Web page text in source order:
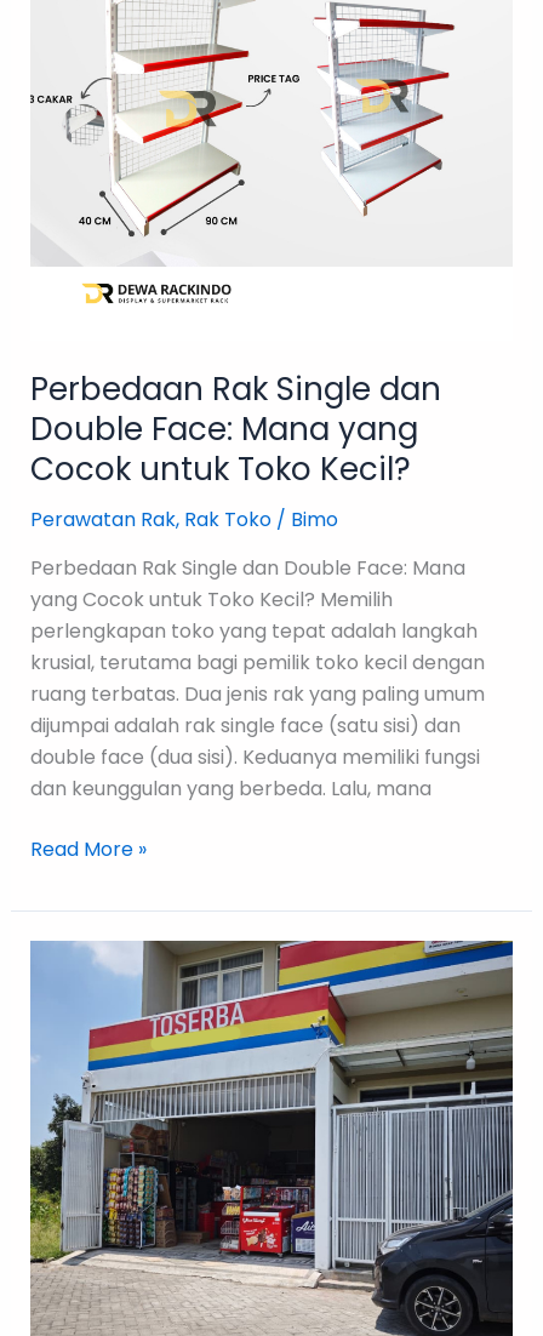
Perbedaan Rak Single dan
Double Face: Mana yang
Cocok untuk Toko Kecil?
Perawatan Rak, Rak Toko/ Bimo
Perbedaan Rak Single dan Double Face: Mana
yang Cocok untuk Toko Kecil? Memilih
perlengkapan toko yang tepat adalah langkah
krusial, terutama bagi pemilik toko kecil dengan
ruang terbatas. Dua jenis rak yang paling umum
dijumpai adalah rak single face (satu sisi) dan
double face (dua sisi). Keduanya memiliki fungsi
dan keunggulan yang berbeda. Lalu, mana
yang
Cocok
untuk
Kecil?
Read More »
Kelebihan
Menggunakan
Gondola
Wilayah
Panas
dan
Lembab